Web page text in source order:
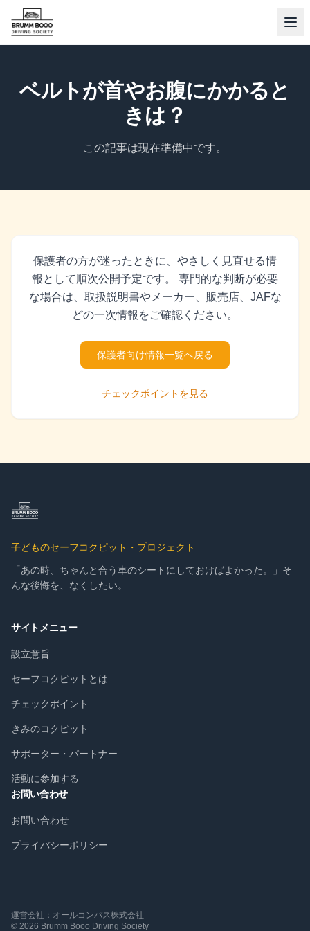
ベルトが首やお腹にかかると
きは？
この記事は現在準備中です。
保護者の方が迷ったときに、やさしく見直せる情
報として順次公開予定です。 専門的な判断が必要
な場合は、取扱説明書やメーカー、販売店、JAFな
どの一次情報をご確認ください。
保護者向け情報一覧へ戻る
チェックポイントを見る
子どものセーフコクピット・プロジェクト
「あの時、ちゃんと合う車のシートにしておけばよかった。」そ
んな後悔を、なくしたい。
サイトメニュー
設立意旨
セーフコクピットとは
チェックポイント
きみのコクピット
サポーター・パートナー
活動に参加する
お問い合わせ
お問い合わせ
プライバシーポリシー
運営会社：オールコンパス株式会社
© 2026 Brumm Booo Driving Society